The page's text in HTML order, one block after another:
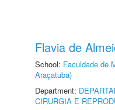
Flavia de
School: Faculdade de
Araçatuba)
Department:
CIRURGIA E